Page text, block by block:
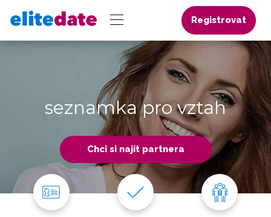
Registrovat
seznamka pro vztah
Chci si najít partnera